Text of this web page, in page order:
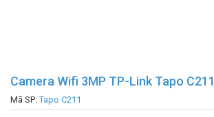
Camera Wifi 3MP TP-Link Tapo C211
Mã SP:Tapo C211